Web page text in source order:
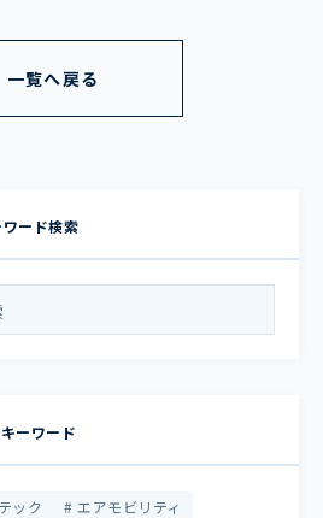
一覧へ戻る
ワード検索
キーワード
ック
エアモビリティ